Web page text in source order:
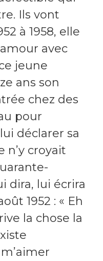
Ils vont
à 1958, elle
avec
jeune
ans son
chez des
pour
déclarer sa
n’y croyait
dira, lui écrira
1952 : « Eh
la chose la